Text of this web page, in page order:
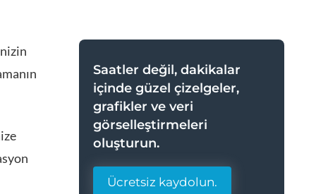
Saatler değil, dakikalar
içinde güzel çizelgeler,
grafikler ve veri
görselleştirmeleri
oluşturun.
Ücretsiz kaydolun.